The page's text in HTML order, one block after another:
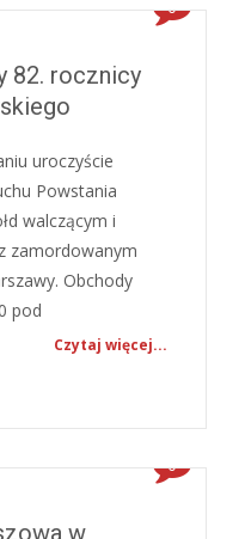
0
82. rocznicy
uroczyście
Powstania
walczącym i
zamordowanym
Obchody
pod
Czytaj więcej...
0
w